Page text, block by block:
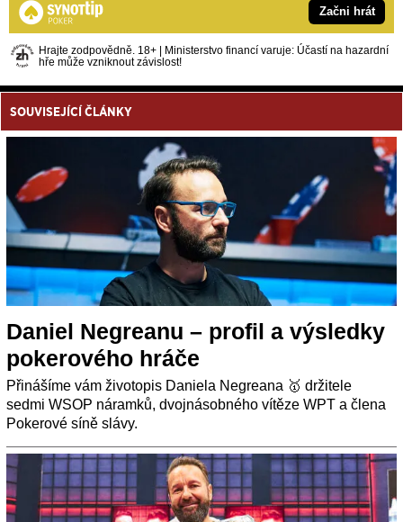
Začni hrát
Hrajte zodpovědně. 18+ | Ministerstvo financí varuje: Účastí na hazardní
hře může vzniknout závislost!
SOUVISEJÍCÍ ČLÁNKY
Daniel Negreanu – profil a výsledky
pokerového hráče
Přinášíme vám životopis Daniela Negreana 🥇 držitele
sedmi WSOP náramků, dvojnásobného vítěze WPT a člena
Pokerové síně slávy.